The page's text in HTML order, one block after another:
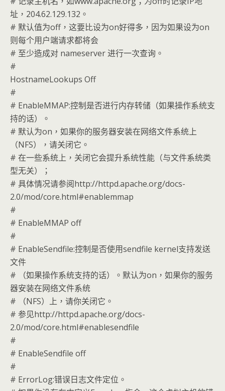
址，204.62.129.132。
# 默认值为off，这要比设为on好得多，因为如果设为on
则每个用户端请求都将会
# 至少造成对 nameserver 进行一次查询。
#
HostnameLookups Off
#
# EnableMMAP:控制是否进行内存转储（如果操作系统支
持的话）。
# 默认为on，如果你的服务器安装在网络文件系统上
（NFS），请关闭它。
# 在一些系统上，关闭它会提升系统性能（与文件系统类
型无关）；
# 具体情况请参阅http://httpd.apache.org/docs-
2.0/mod/core.html#enablemmap
#
# EnableMMAP off
#
# EnableSendfile:控制是否使用sendfile kernel支持发送
文件
# （如果操作系统支持的话）。默认为on，如果你的服务
器安装在网络文件系统
# （NFS）上，请你关闭它。
# 参见http://httpd.apache.org/docs-
2.0/mod/core.html#enablesendfile
#
# EnableSendfile off
#
# ErrorLog:错误日志文件定位。